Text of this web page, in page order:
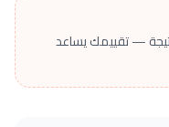
— تقييمك يساعد